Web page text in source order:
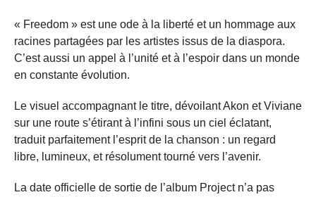
« Freedom » est une ode à la liberté et un hommage aux
racines partagées par les artistes issus de la diaspora.
C’est aussi un appel à l’unité et à l’espoir dans un monde
en constante évolution.
Le visuel accompagnant le titre, dévoilant Akon et Viviane
sur une route s’étirant à l’infini sous un ciel éclatant,
traduit parfaitement l’esprit de la chanson : un regard
libre, lumineux, et résolument tourné vers l’avenir.
La date officielle de sortie de l’album Project n’a pas